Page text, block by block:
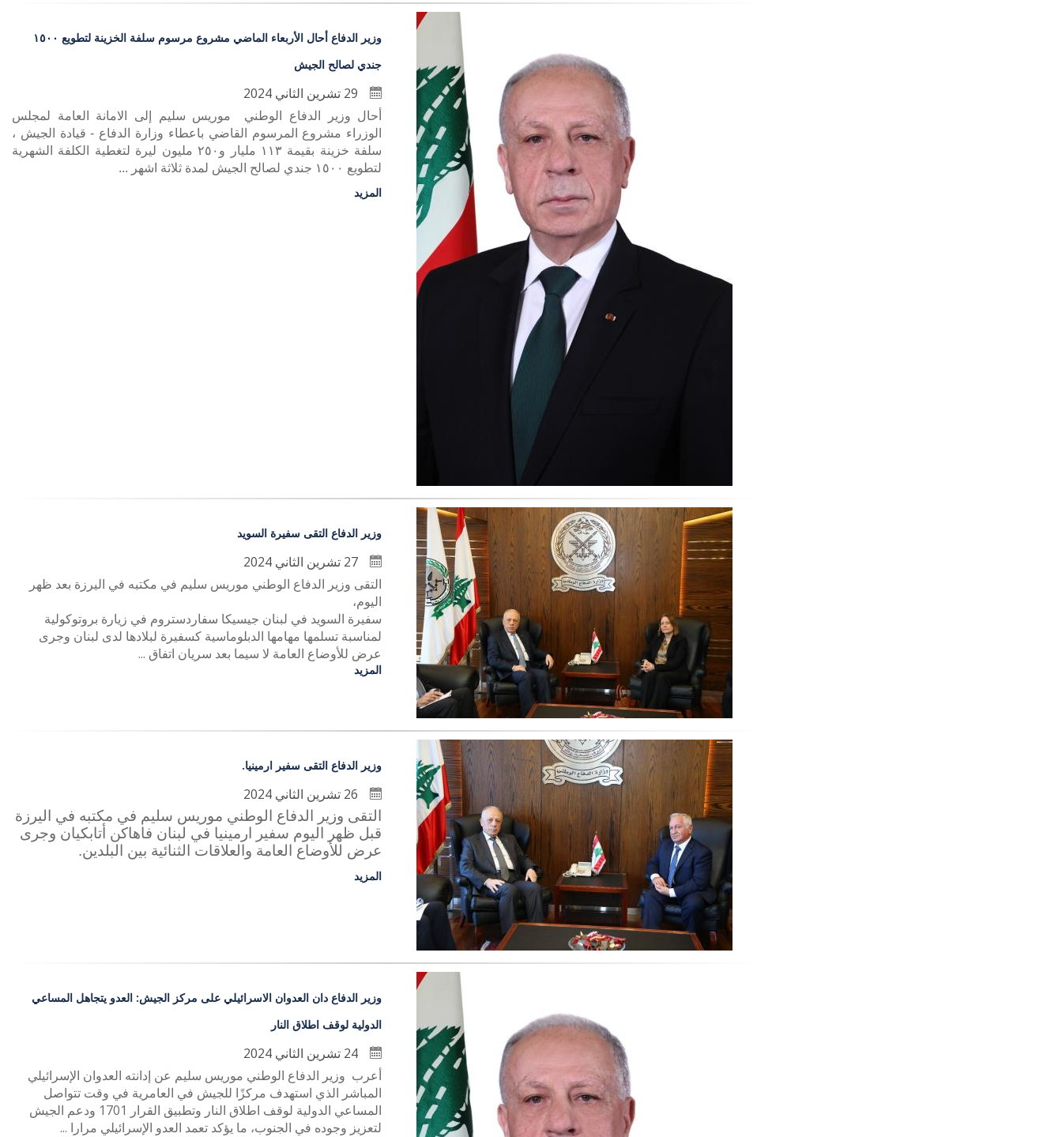
وزير الدفاع أحال الأربعاء الماضي مشروع مرسوم سلفة الخزينة لتطويع ١٥٠٠
جندي لصالح الجيش
أحال وزير الدفاع الوطني موريس سليم إلى الامانة العامة لمجلس
الوزراء مشروع المرسوم القاضي باعطاء وزارة الدفاع - قيادة الجيش ،
سلفة خزينة بقيمة ١١٣ مليار و٢٥٠ مليون ليرة لتغطية الكلفة الشهرية
لتطويع ١٥٠٠ جندي لصالح الجيش لمدة ثلاثة اشهر ...
المزيد
وزير الدفاع التقى سفيرة السويد
التقى وزير الدفاع الوطني موريس سليم في مكتبه في اليرزة بعد ظهر
اليوم،
سفيرة السويد في لبنان جيسيكا سفاردستروم في زيارة بروتوكولية
لمناسبة تسلمها مهامها الدبلوماسية كسفيرة لبلادها لدى لبنان وجرى
عرض للأوضاع العامة لا سيما بعد سريان اتفاق ...
المزيد
وزير الدفاع التقى سفير ارمينيا.
التقى وزير الدفاع الوطني موريس سليم في مكتبه في اليرزة
قبل ظهر اليوم سفير ارمينيا في لبنان فاهاكن أتابكيان وجرى
عرض للأوضاع العامة والعلاقات الثنائية بين البلدين.
المزيد
وزير الدفاع دان العدوان الاسرائيلي على مركز الجيش: العدو يتجاهل المساعي
الدولية لوقف اطلاق النار
أعرب وزير الدفاع الوطني موريس سليم عن إدانته العدوان الإسرائيلي
المباشر الذي استهدف مركزًا للجيش في العامرية في وقت تتواصل
المساعي الدولية لوقف اطلاق النار وتطبيق القرار 1701 ودعم الجيش
لتعزيز وجوده في الجنوب، ما يؤكد تعمد العدو الإسرائيلي مرارا ...